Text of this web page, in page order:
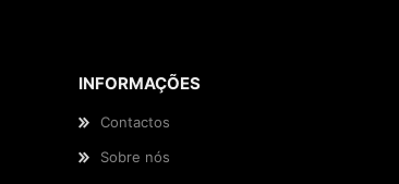
INFORMAÇÕES
Contactos
Sobre nós